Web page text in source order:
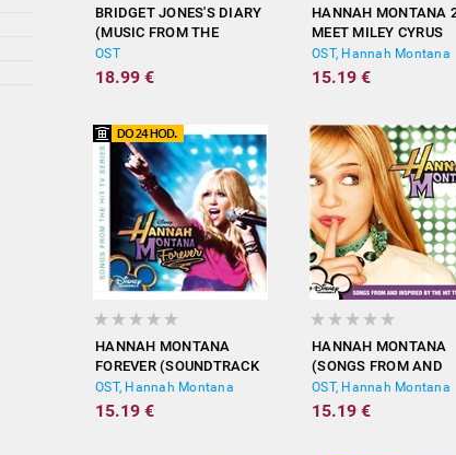
BRIDGET JONES'S DIARY
(MUSIC FROM THE
MOTION PICTURE)
OST
18.99 €
HANNAH MONTANA
MEET MILEY CYRUS
OST, Hannah Montana
15.19 €
HANNAH MONTANA
FOREVER (SOUNDTRACK
FROM THE TV SERIES)
OST, Hannah Montana
15.19 €
HANNAH MONTANA
(SONGS FROM AND
INSPIRED BY THE HIT
SERIES)
OST, Hannah Montana
15.19 €